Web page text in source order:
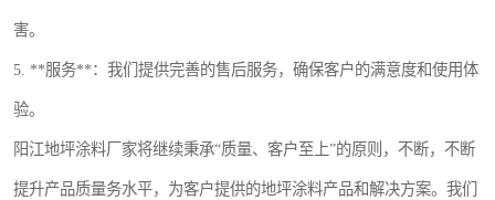
害。
5. **服务**：我们提供完善的售后服务，确保客户的满意度和使用体
验。
阳江地坪涂料厂家将继续秉承“质量、客户至上”的原则，不断，不断
提升产品质量务水平，为客户提供的地坪涂料产品和解决方案。我们